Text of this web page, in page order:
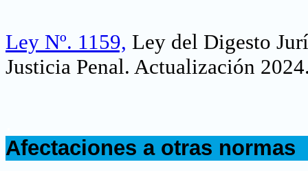
Ley Nº. 1159, Ley del Digesto
Justicia Penal. Actualización
Afectaciones a otras normas